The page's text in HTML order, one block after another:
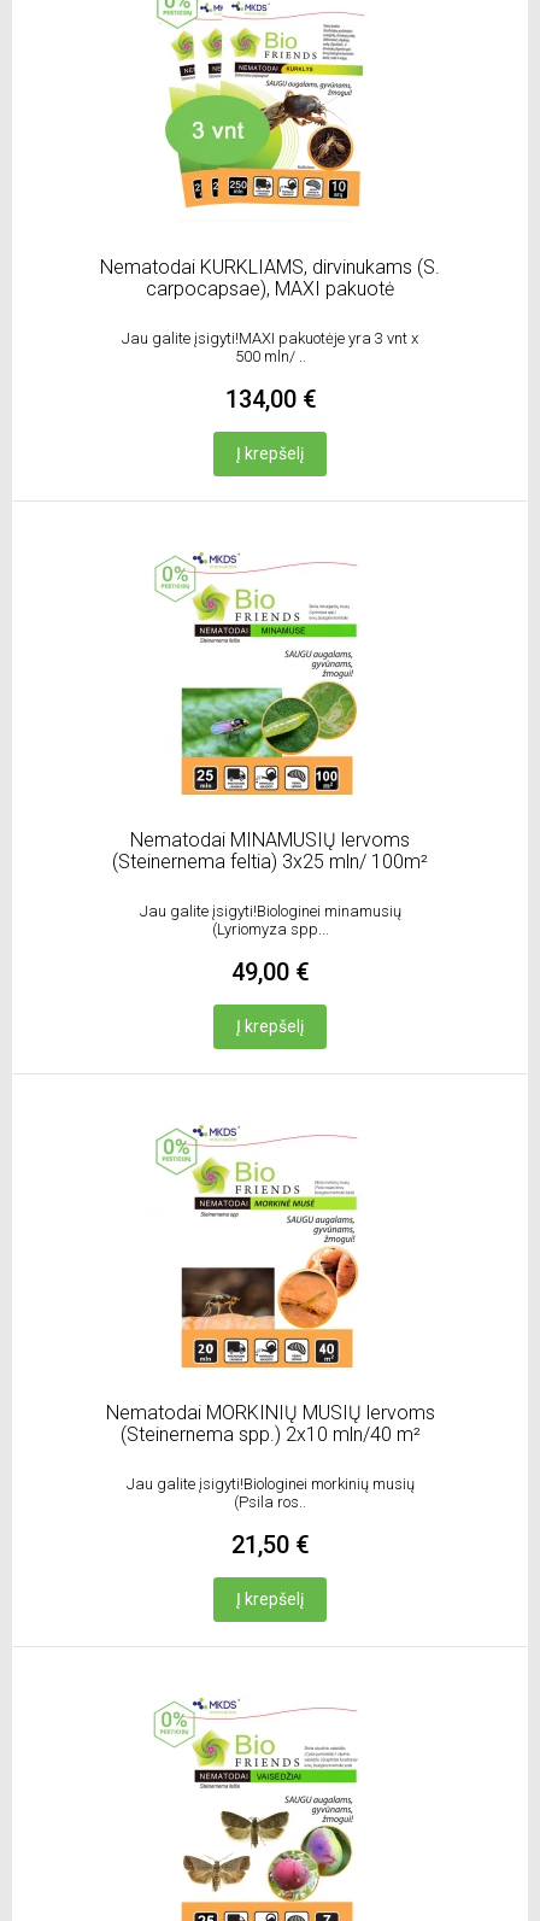
Nematodai KURKLIAMS, dirvinukams (S.
carpocapsae), MAXI pakuotė
Jau galite įsigyti!MAXI pakuotėje yra 3 vnt x
500 mln/ ..
134,00 €
Į krepšelį
Nematodai MINAMUSIŲ lervoms
(Steinernema feltia) 3x25 mln/ 100m²
Jau galite įsigyti!Biologinei minamusių
(Lyriomyza spp...
49,00 €
Į krepšelį
Nematodai MORKINIŲ MUSIŲ lervoms
(Steinernema spp.) 2x10 mln/40 m²
Jau galite įsigyti!Biologinei morkinių musių
(Psila ros..
21,50 €
Į krepšelį